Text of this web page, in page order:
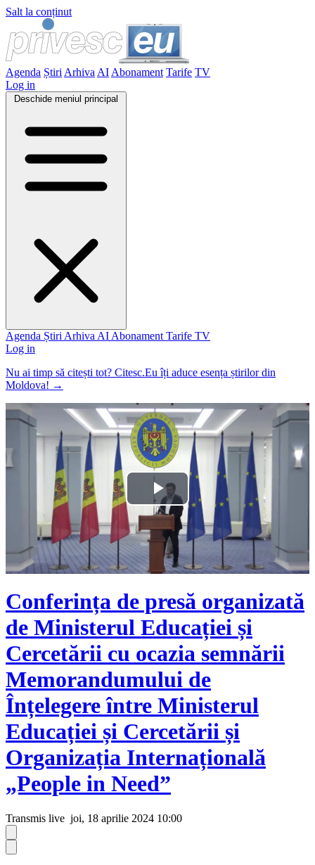
Salt la conținut
Agenda Știri Arhiva AI Abonament Tarife TV
Log in
Deschide meniul principal
Agenda Știri Arhiva AI Abonament Tarife TV
Log in
Nu ai timp să citești tot? Citesc.Eu îți aduce esența știrilor din
Moldova! →
Play
Video
Conferința de presă organizată
de Ministerul Educației și
Cercetării cu ocazia semnării
Memorandumului de
Înțelegere între Ministerul
Educației și Cercetării și
Organizația Internațională
„People in Need”
Transmis live joi, 18 aprilie 2024 10:00